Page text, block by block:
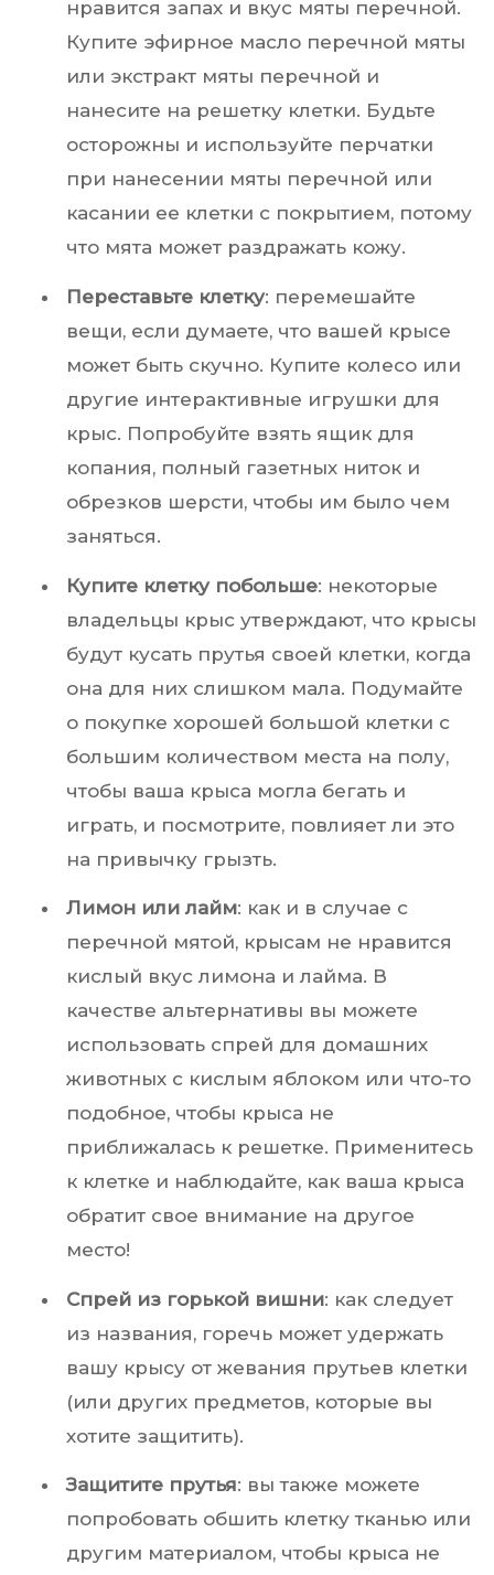
нравится запах и вкус мяты перечной.
Купите эфирное масло перечной мяты
или экстракт мяты перечной и
нанесите на решетку клетки. Будьте
осторожны и используйте перчатки
при нанесении мяты перечной или
касании ее клетки с покрытием, потому
что мята может раздражать кожу.
Переставьте клетку: перемешайте
вещи, если думаете, что вашей крысе
может быть скучно. Купите колесо или
другие интерактивные игрушки для
крыс. Попробуйте взять ящик для
копания, полный газетных ниток и
обрезков шерсти, чтобы им было чем
заняться.
Купите клетку побольше: некоторые
владельцы крыс утверждают, что крысы
будут кусать прутья своей клетки, когда
она для них слишком мала. Подумайте
о покупке хорошей большой клетки с
большим количеством места на полу,
чтобы ваша крыса могла бегать и
играть, и посмотрите, повлияет ли это
на привычку грызть.
Лимон или лайм: как и в случае с
перечной мятой, крысам не нравится
кислый вкус лимона и лайма. В
качестве альтернативы вы можете
использовать спрей для домашних
животных с кислым яблоком или что-то
подобное, чтобы крыса не
приближалась к решетке. Применитесь
к клетке и наблюдайте, как ваша крыса
обратит свое внимание на другое
место!
Спрей из горькой вишни: как следует
из названия, горечь может удержать
вашу крысу от жевания прутьев клетки
(или других предметов, которые вы
хотите защитить).
Защитите прутья: вы также можете
попробовать обшить клетку тканью или
другим материалом, чтобы крыса не